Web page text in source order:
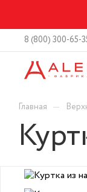
8 (800) 300-65-
Главная —